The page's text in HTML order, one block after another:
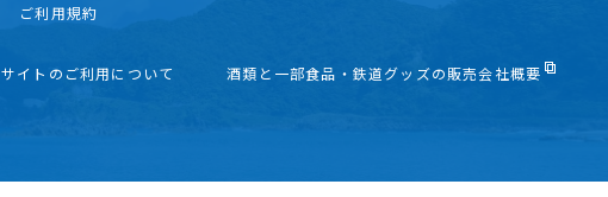
ご利用規約
サイトのご利用について 酒類と一部食品・鉄道グッズの販売会社概要